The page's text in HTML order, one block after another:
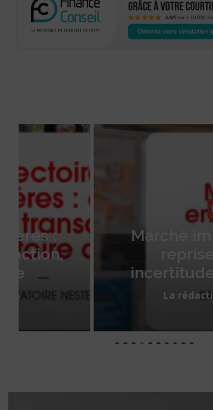
Marché immobilier
reprise des prix
incertitudes sur le
La rédaction 03 juillet